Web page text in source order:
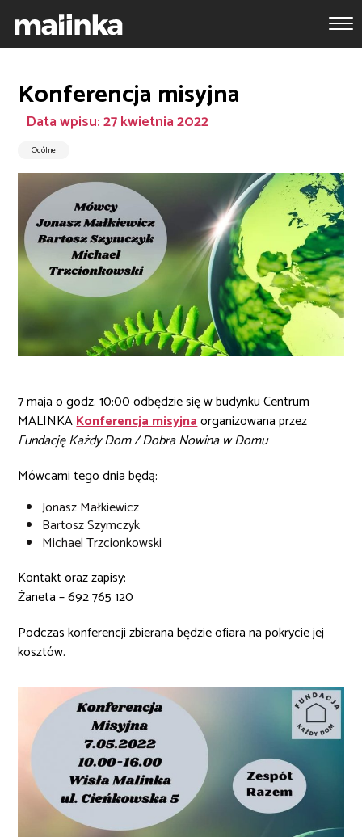
Konferencja misyjna
Data wpisu: 27 kwietnia 2022
Ogólne
7 maja o godz. 10:00 odbędzie się w budynku Centrum
MALINKAKonferencja misyjnaorganizowana przez
Fundację Każdy Dom / Dobra Nowina w Domu
Mówcami tego dnia będą:
Jonasz Małkiewicz
Bartosz Szymczyk
Michael Trzcionkowski
Kontakt oraz zapisy:
Żaneta – 692 765 120
Podczas konferencji zbierana będzie ofiara na pokrycie jej
kosztów.